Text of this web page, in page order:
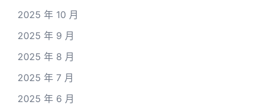
2025 年 10 月
2025 年 9 月
2025 年 8 月
2025 年 7 月
2025 年 6 月